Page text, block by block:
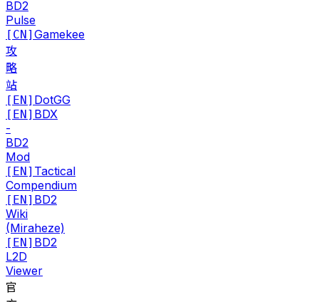
BD2
Pulse
[CN] Gamekee
攻
略
站
[EN] DotGG
[EN] BDX
-
BD2
Mod
[EN] Tactical
Compendium
[EN] BD2
Wiki
(Miraheze)
[EN] BD2
L2D
Viewer
官